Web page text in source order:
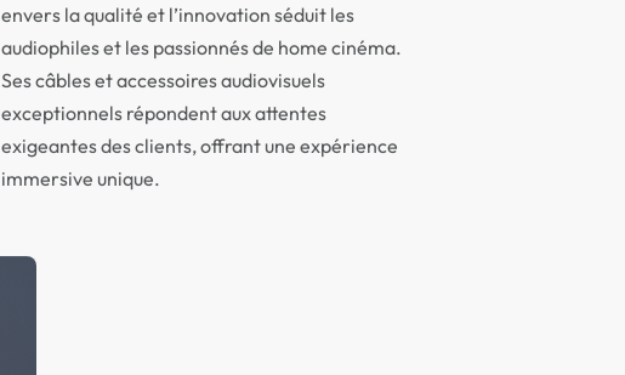
envers la qualité et l’innovation séduit les
audiophiles et les passionnés de home cinéma.
Ses câbles et accessoires audiovisuels
exceptionnels répondent aux attentes
exigeantes des clients, offrant une expérience
immersive unique.